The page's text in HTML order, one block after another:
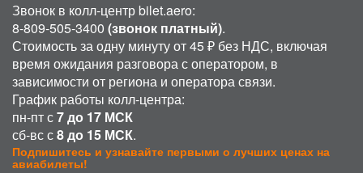
Звонок в колл-центр bilet.aero:
8-809-505-3400 (звонок платный).
Стоимость за одну минуту от 45 ₽ без НДС, включая
время ожидания разговора с оператором, в
зависимости от региона и оператора связи.
График работы колл-центра:
пн-пт с7 до 17 МСК
сб-вс с8 до 15 МСК.
Подпишитесь и узнавайте первыми о лучших ценах на
авиабилеты!